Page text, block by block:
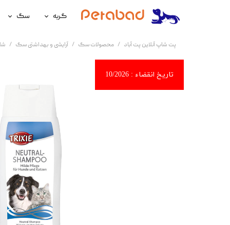
گربه
غذای گربه
آرایشی و بهداشتی گربه
سگ
غذای سگ
پت شاپ آنلاین پت آباد محصولات سگ آرایشی و بهداشتی سگ